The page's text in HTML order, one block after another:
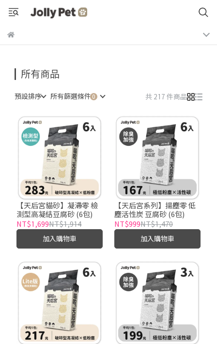
所有商品
預設排序 所有篩選條件 共 217 件商品
【天后宮貓砂】凝滯零 檢
測型高凝結豆腐砂 (6包)
NT$1,699NT$1,914
加入購物車
【天后宮系列】揚塵零 低
塵活性炭 豆腐砂 (6包)
NT$999NT$1,470
加入購物車